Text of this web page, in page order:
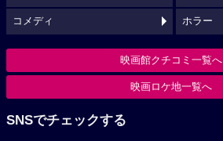
コメディ ホラー
映画館クチコミ一覧へ
映画ロケ地一覧へ
SNSでチェックする